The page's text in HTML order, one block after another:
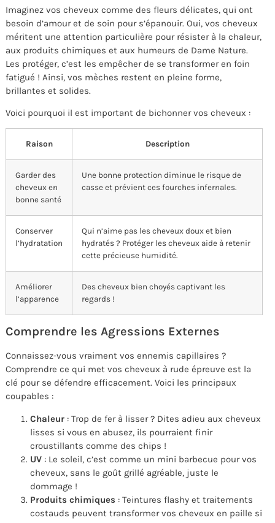
Imaginez vos cheveux comme des fleurs délicates, qui ont
besoin d’amour et de soin pour s’épanouir. Oui, vos cheveux
méritent une attention particulière pour résister à la chaleur,
aux produits chimiques et aux humeurs de Dame Nature.
Les protéger, c’est les empêcher de se transformer en foin
fatigué ! Ainsi, vos mèches restent en pleine forme,
brillantes et solides.
Voici pourquoi il est important de bichonner vos cheveux :
Raison Description
Garder des
cheveux en
bonne santé
Une bonne protection diminue le risque de
casse et prévient ces fourches infernales.
Conserver
l’hydratation
Qui n’aime pas les cheveux doux et bien
hydratés ? Protéger les cheveux aide à retenir
cette précieuse humidité.
Améliorer
l’apparence
Des cheveux bien choyés captivant les
regards !
Comprendre les Agressions Externes
Connaissez-vous vraiment vos ennemis capillaires ?
Comprendre ce qui met vos cheveux à rude épreuve est la
clé pour se défendre efficacement. Voici les principaux
coupables :
Chaleur : Trop de fer à lisser ? Dites adieu aux cheveux
lisses si vous en abusez, ils pourraient finir
croustillants comme des chips !
UV : Le soleil, c’est comme un mini barbecue pour vos
cheveux, sans le goût grillé agréable, juste le
dommage !
Produits chimiques : Teintures flashy et traitements
costauds peuvent transformer vos cheveux en paille si